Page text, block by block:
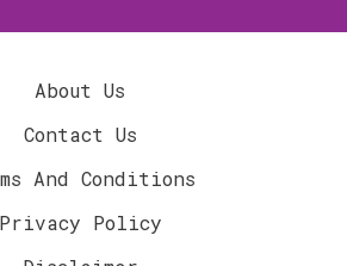
About Us
Contact Us
And Conditions
Privacy Policy